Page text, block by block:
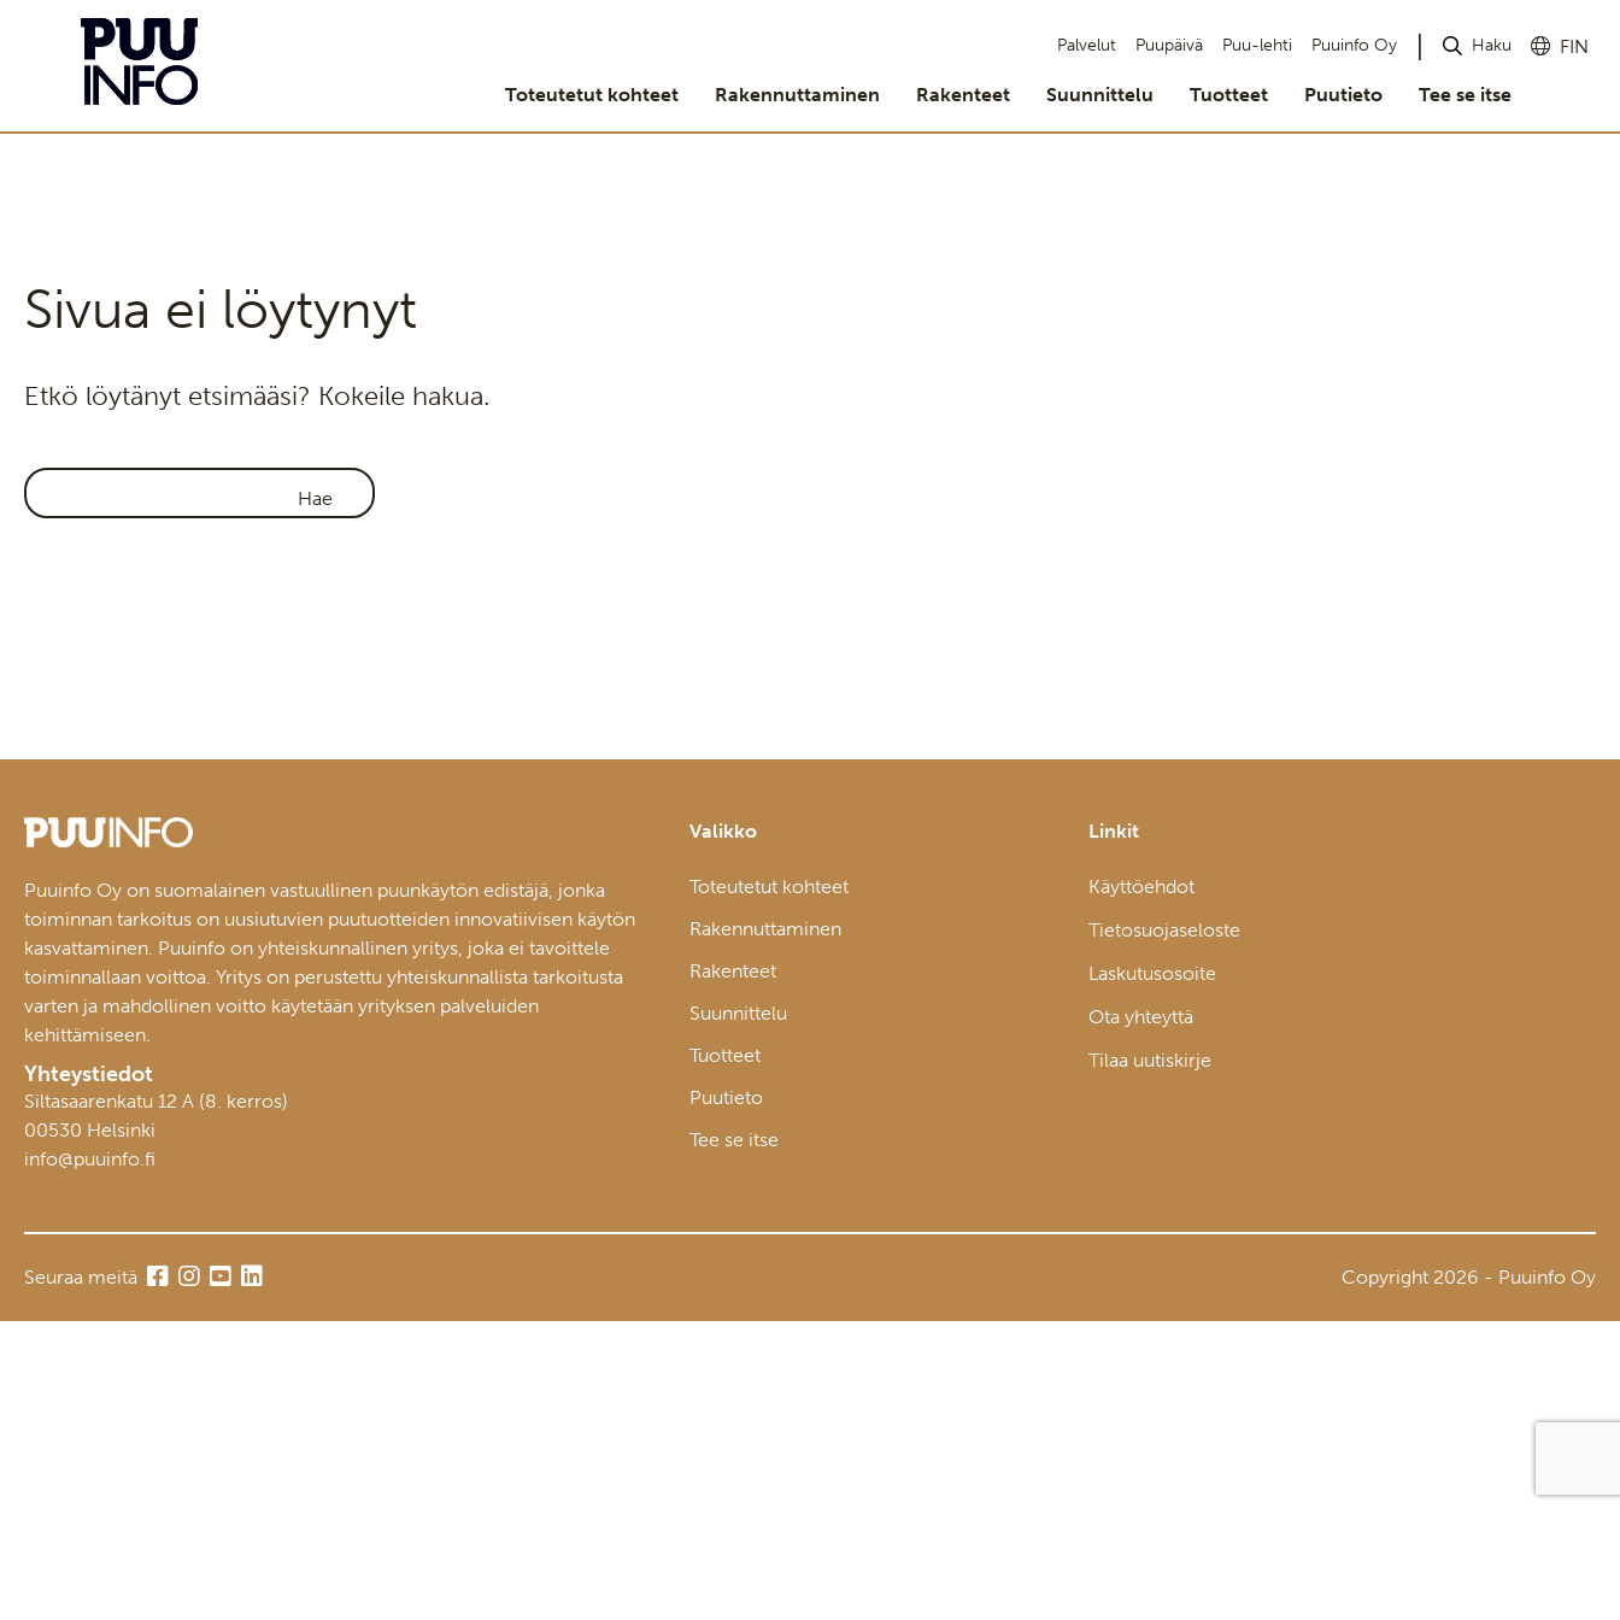
Palvelut Puupäivä Puu-lehti Puuinfo Oy Haku FIN
Toteutetut kohteet Rakennuttaminen Rakenteet Suunnittelu Tuotteet Puutieto Tee se itse
Sivua ei löytynyt
Etkö löytänyt etsimääsi? Kokeile hakua.
Puuinfo Oy on suomalainen vastuullinen puunkäytön edistäjä, jonka
toiminnan tarkoitus on uusiutuvien puutuotteiden innovatiivisen käytön
kasvattaminen. Puuinfo on yhteiskunnallinen yritys, joka ei tavoittele
toiminnallaan voittoa. Yritys on perustettu yhteiskunnallista tarkoitusta
varten ja mahdollinen voitto käytetään yrityksen palveluiden
kehittämiseen.
Yhteystiedot
Siltasaarenkatu 12 A (8. kerros)
00530 Helsinki
info@puuinfo.fi
Valikko
Toteutetut kohteet
Rakennuttaminen
Rakenteet
Suunnittelu
Tuotteet
Puutieto
Tee se itse
Linkit
Käyttöehdot
Tietosuojaseloste
Laskutusosoite
Ota yhteyttä
Tilaa uutiskirje
Seuraa meitä Copyright 2026 - Puuinfo Oy